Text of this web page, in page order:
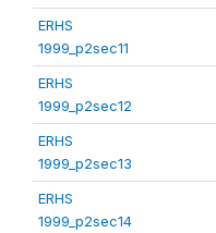
ERHS
1999_p2sec11
ERHS
1999_p2sec12
ERHS
1999_p2sec13
ERHS
1999_p2sec14